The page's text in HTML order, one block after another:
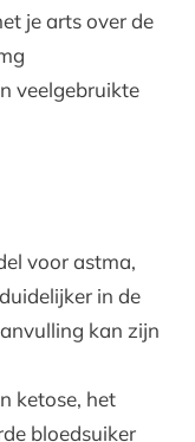
je arts over de
veelgebruikte
voor astma,
in de
kan zijn
ketose, het
bloedsuiker